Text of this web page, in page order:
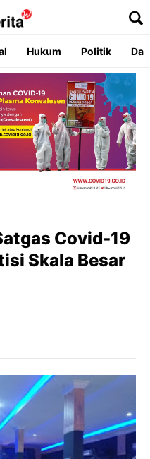
Hukum Politik
Covid-19
Skala Besar